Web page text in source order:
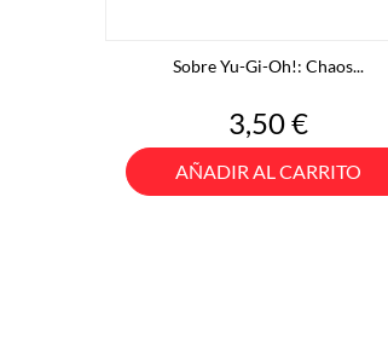
Sobre Yu-Gi-Oh!: Chaos...
Precio
3,50 €
AÑADIR AL CARRITO